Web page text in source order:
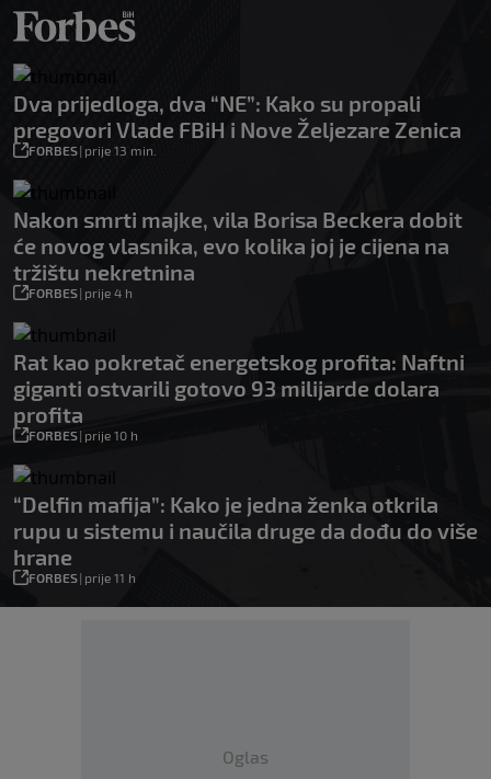
Dva prijedloga, dva “NE”: Kako su propali
pregovori Vlade FBiH i Nove Željezare Zenica
FORBES| prije 13 min.
Nakon smrti majke, vila Borisa Beckera dobit
će novog vlasnika, evo kolika joj je cijena na
tržištu nekretnina
FORBES| prije 4 h
Rat kao pokretač energetskog profita: Naftni
giganti ostvarili gotovo 93 milijarde dolara
profita
FORBES| prije 10 h
“Delfin mafija”: Kako je jedna ženka otkrila
rupu u sistemu i naučila druge da dođu do više
hrane
FORBES| prije 11 h
Oglas